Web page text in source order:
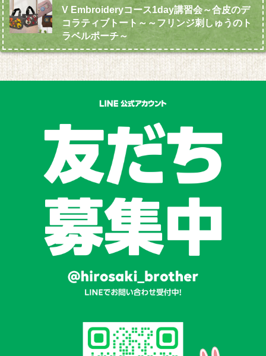
V Embroideryコース1day講習会～合皮のデ
コラティブトート～～フリンジ刺しゅうのト
ラベルポーチ～